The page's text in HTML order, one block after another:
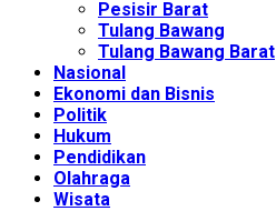
Pesisir Barat
Tulang Bawang
Tulang Bawang Barat
Nasional
Ekonomi dan Bisnis
Politik
Hukum
Pendidikan
Olahraga
Wisata